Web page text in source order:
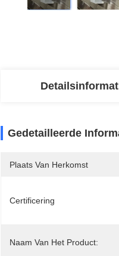
Gedetailleerde
Plaats Van Herkomst
Certificering
Naam Van Het Product: